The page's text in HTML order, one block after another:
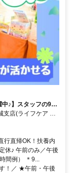
中♪】スタッフの9割
迎です◎/柔軟なシフ
さもバツグン/フル
テレアポ・販売経
店(ライフケア メ
行直帰OK！扶養内
♪ 午前のみ／午後
間例） ＊9...
！／ ★午前・午後